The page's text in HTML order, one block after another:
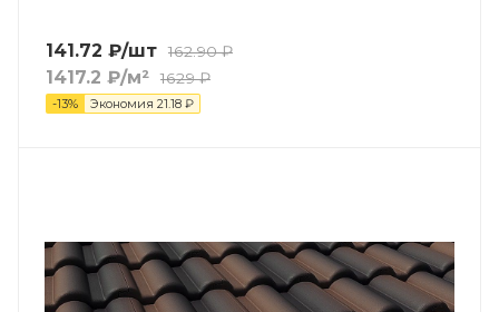
141.72 ₽/шт 162.90₽
1417.2 ₽/м² 1629 ₽
-13% Экономия 21.18 ₽